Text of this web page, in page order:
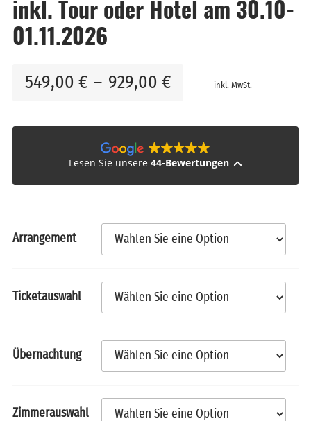
inkl. Tour oder Hotel am 30.10-
01.11.2026
549,00 € – 929,00 € inkl. MwSt.
Lesen Sie unsere 44-Bewertungen
Arrangement
Ticketauswahl
Übernachtung
Zimmerauswahl